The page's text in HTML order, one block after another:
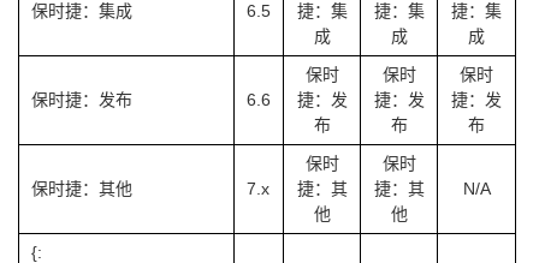
保时捷：集成 6.5
捷：集
成
捷：集
成
捷：集
成
保时捷：发布 6.6
保时
捷：发
布
保时
捷：发
布
保时
捷：发
布
保时捷：其他 7.x
保时
捷：其
他
保时
捷：其
他
N/A
{: